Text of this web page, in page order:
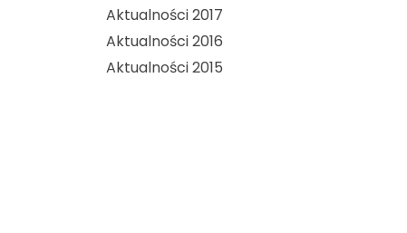
Aktualności 2017
Aktualności 2016
Aktualności 2015